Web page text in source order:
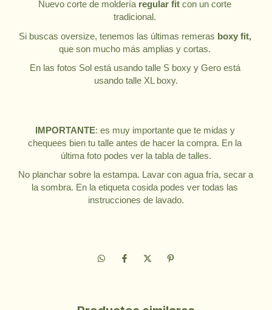
Nuevo corte de moldería regular fit con un corte
tradicional.
Si buscas oversize, tenemos las últimas remeras boxy fit,
que son mucho más amplias y cortas.
En las fotos Sol está usando talle S boxy y Gero está
usando talle XL boxy.
IMPORTANTE: es muy importante que te midas y
chequees bien tu talle antes de hacer la compra. En la
última foto podes ver la tabla de talles.
No planchar sobre la estampa. Lavar con agua fría, secar a
la sombra. En la etiqueta cosida podes ver todas las
instrucciones de lavado.